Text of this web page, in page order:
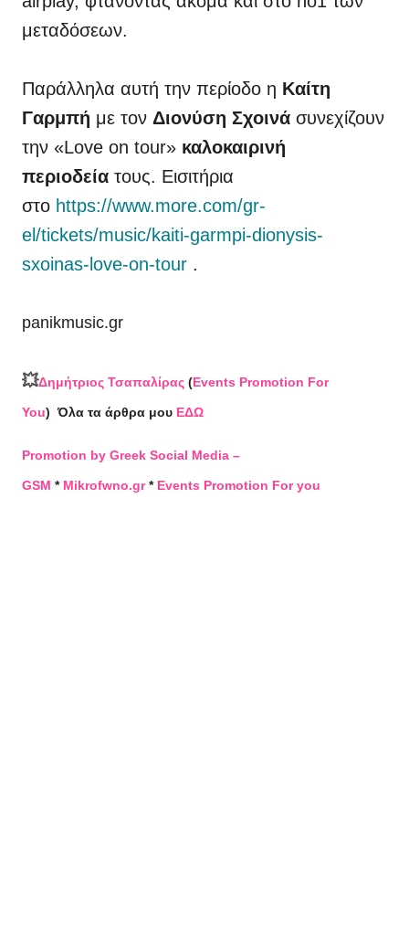
μεταδόσεων.
Παράλληλα αυτή την περίοδο η Καίτη
Γαρμπή με τον Διονύση Σχοινά συνεχίζουν
την «Love on tour» καλοκαιρινή
περιοδεία τους. Εισιτήρια
στο https://www.more.com/gr-
el/tickets/music/kaiti-garmpi-dionysis-
sxoinas-love-on-tour .
panikmusic.gr
💥Δημήτριος Τσαπαλίρας (Events Promotion For
You) Όλα τα άρθρα μου ΕΔΩ
Promotion by Greek Social Media –
GSM * Mikrofwno.gr* Events Promotion For you